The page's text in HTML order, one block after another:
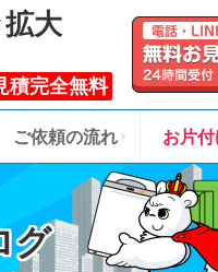
大
積完全無料
ご依頼の流れ お片
グ